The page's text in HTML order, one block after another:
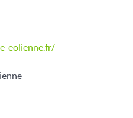
eolienne.fr/